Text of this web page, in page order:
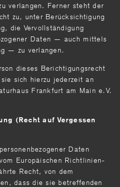
verlangen. Ferner steht der
zu, unter Berücksichtigung
die Vervollständigung
Daten — auch mittels
— zu verlangen.
dieses Berichtigungsrecht
sich hierzu jederzeit an
Frankfurt am Main e.V.
(Recht auf Vergessen
Daten
Europäischen Richtlinien-
Recht, von dem
dass die sie betreffenden